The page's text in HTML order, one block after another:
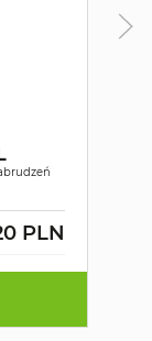
PLN